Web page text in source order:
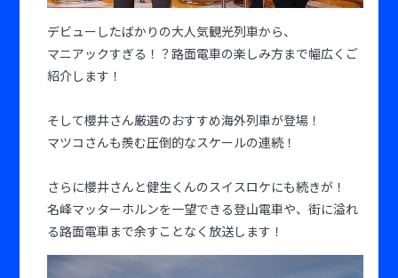
デビューしたばかりの大人気観光列車から、
マニアックすぎる！？路面電車の楽しみ方まで幅広くご
紹介します！
そして櫻井さん厳選のおすすめ海外列車が登場！
マツコさんも羨む圧倒的なスケールの連続！
さらに櫻井さんと健生くんのスイスロケにも続きが！
名峰マッターホルンを一望できる登山電車や、街に溢れ
る路面電車まで余すことなく放送します！